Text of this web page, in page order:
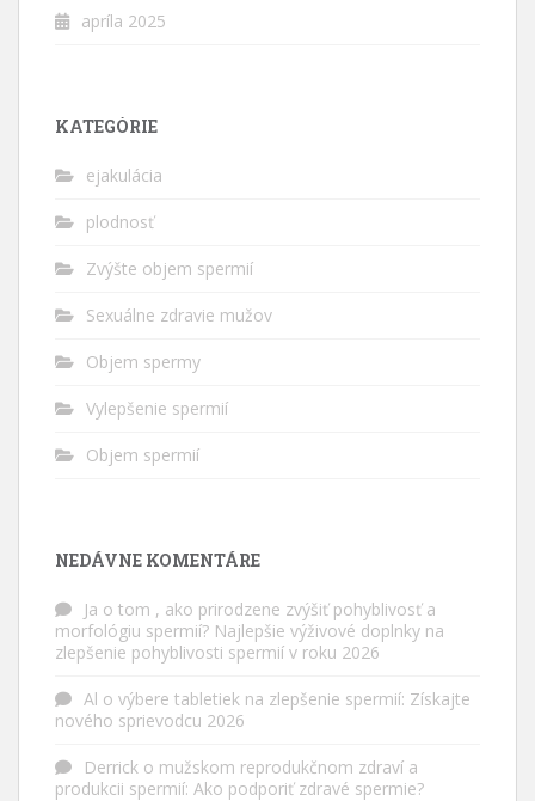
apríla 2025
KATEGÓRIE
ejakulácia
plodnosť
Zvýšte objem spermií
Sexuálne zdravie mužov
Objem spermy
Vylepšenie spermií
Objem spermií
NEDÁVNE KOMENTÁRE
Ja o tom , ako prirodzene zvýšiť pohyblivosť a
morfológiu spermií? Najlepšie výživové doplnky na
zlepšenie pohyblivosti spermií v roku 2026
Al o výbere tabletiek na zlepšenie spermií: Získajte
nového sprievodcu 2026
Derrick o mužskom reprodukčnom zdraví a
produkcii spermií: Ako podporiť zdravé spermie?